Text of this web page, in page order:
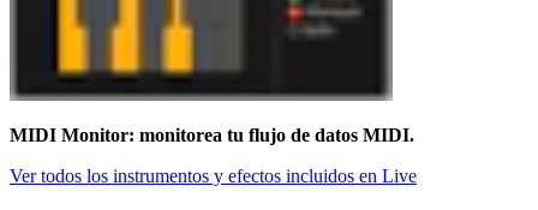
MIDI Monitor: monitorea tu flujo de datos MIDI.
Ver todos los instrumentos y efectos incluidos en Live